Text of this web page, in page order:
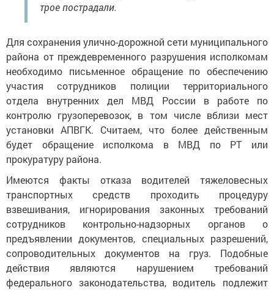
трое пострадали.
Для сохранения улично-дорожной сети муниципального
района от преждевременного разрушения исполкомам
необходимо письменное обращение по обеспечению
участия сотрудников полиции территориального
отдела внутренних дел МВД России в работе по
контролю грузоперевозок, в том числе вблизи мест
установки АПВГК. Считаем, что более действенным
будет обращение исполкома в МВД по РТ или
прокуратуру района.
Имеются факты отказа водителей тяжеловесных
транспортных средств проходить процедуру
взвешивания, игнорирования законных требований
сотрудников контрольно-надзорных органов о
предъявлении документов, специальных разрешений,
сопроводительных документов на груз. Подобные
действия являются нарушением требований
федерального законодательства, водитель подлежит